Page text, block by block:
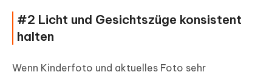
#2 Licht und Gesichtszüge konsistent
halten
Wenn Kinderfoto und aktuelles Foto sehr